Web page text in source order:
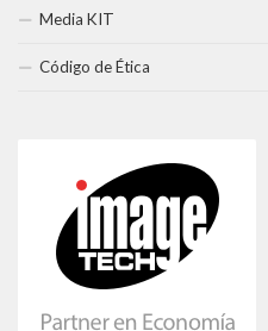
Media KIT
Código de Ética